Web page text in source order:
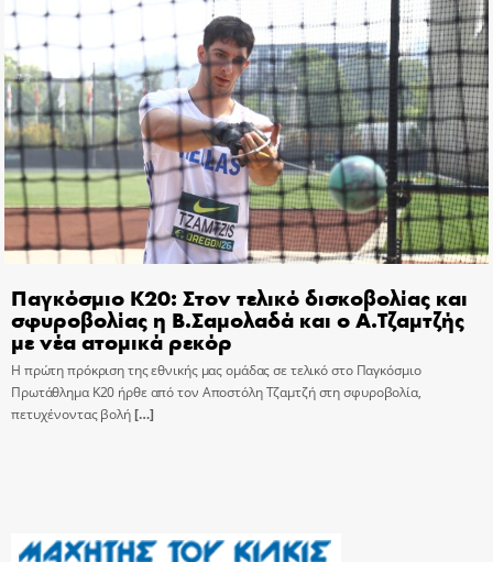
Παγκόσμιο Κ20: Στον τελικό δισκοβολίας και
σφυροβολίας η Β.Σαμολαδά και ο Α.Τζαμτζής
με νέα ατομικά ρεκόρ
Η πρώτη πρόκριση της εθνικής μας ομάδας σε τελικό στο Παγκόσμιο
Πρωτάθλημα Κ20 ήρθε από τον Αποστόλη Τζαμτζή στη σφυροβολία,
πετυχένοντας βολή[…]